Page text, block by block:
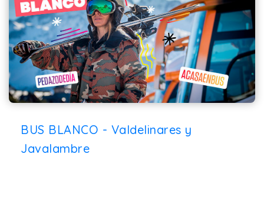
BUS BLANCO - Valdelinares y
Javalambre